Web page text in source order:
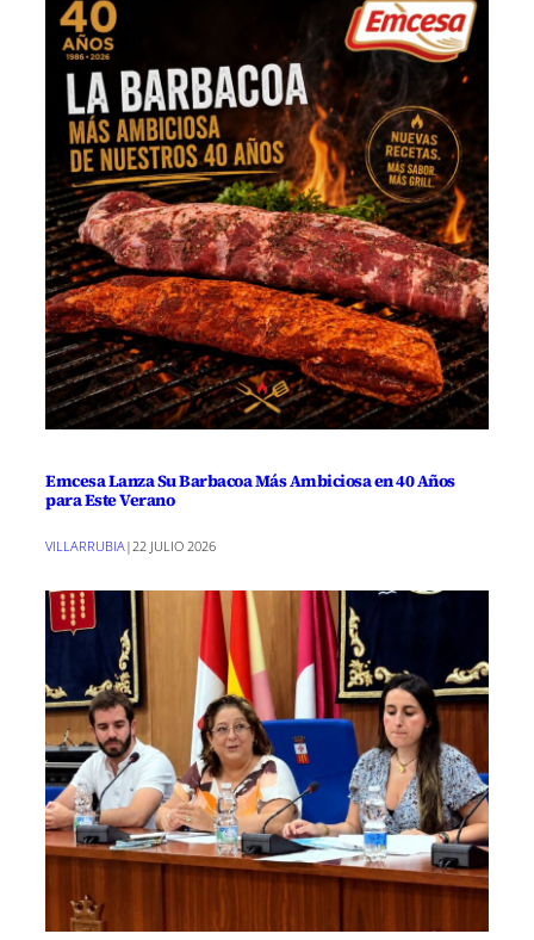
Emcesa Lanza Su Barbacoa Más Ambiciosa en 40 Años
para Este Verano
VILLARRUBIA | 22 JULIO 2026